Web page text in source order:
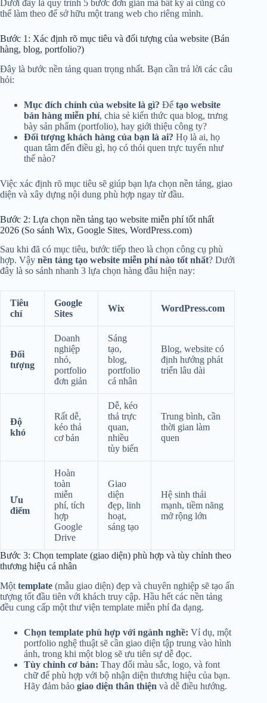
Dưới đây là quy trình 5 bước đơn giản mà bất kỳ ai cũng có
thể làm theo để sở hữu một trang web cho riêng mình.
Bước 1: Xác định rõ mục tiêu và đối tượng của website (Bán
hàng, blog, portfolio?)
Đây là bước nền tảng quan trọng nhất. Bạn cần trả lời các câu
hỏi:
Mục đích chính của website là gì? Để tạo website
bán hàng miễn phí, chia sẻ kiến thức qua blog, trưng
bày sản phẩm (portfolio), hay giới thiệu công ty?
Đối tượng khách hàng của bạn là ai? Họ là ai, họ
quan tâm đến điều gì, họ có thói quen trực tuyến như
thế nào?
Việc xác định rõ mục tiêu sẽ giúp bạn lựa chọn nền tảng, giao
diện và xây dựng nội dung phù hợp ngay từ đầu.
Bước 2: Lựa chọn nền tảng tạo website miễn phí tốt nhất
2026 (So sánh Wix, Google Sites, WordPress.com)
Sau khi đã có mục tiêu, bước tiếp theo là chọn công cụ phù
hợp. Vậy nền tảng tạo website miễn phí nào tốt nhất? Dưới
đây là so sánh nhanh 3 lựa chọn hàng đầu hiện nay:
Tiêu
chí
Google
Sites
Wix WordPress.com
Đối
tượng
Doanh
nghiệp
nhỏ,
portfolio
đơn giản
Sáng
tạo,
blog,
portfolio
cá nhân
Blog, website có
định hướng phát
triển lâu dài
Độ
khó
Rất dễ,
kéo thả
cơ bản
Dễ, kéo
thả trực
quan,
nhiều
tùy biến
Trung bình, cần
thời gian làm
quen
Ưu
điểm
Hoàn
toàn
miễn
phí, tích
hợp
Google
Drive
Giao
diện
đẹp, linh
hoạt,
sáng tạo
Hệ sinh thái
mạnh, tiềm năng
mở rộng lớn
Bước 3: Chọn template (giao diện) phù hợp và tùy chỉnh theo
thương hiệu cá nhân
Một template (mẫu giao diện) đẹp và chuyên nghiệp sẽ tạo ấn
tượng tốt đầu tiên với khách truy cập. Hầu hết các nền tảng
đều cung cấp một thư viện template miễn phí đa dạng.
Chọn template phù hợp với ngành nghề: Ví dụ, một
portfolio nghệ thuật sẽ cần giao diện tập trung vào hình
ảnh, trong khi một blog sẽ ưu tiên sự dễ đọc.
Tùy chỉnh cơ bản: Thay đổi màu sắc, logo, và font
chữ để phù hợp với bộ nhận diện thương hiệu của bạn.
Hãy đảm bảo giao diện thân thiện và dễ điều hướng.